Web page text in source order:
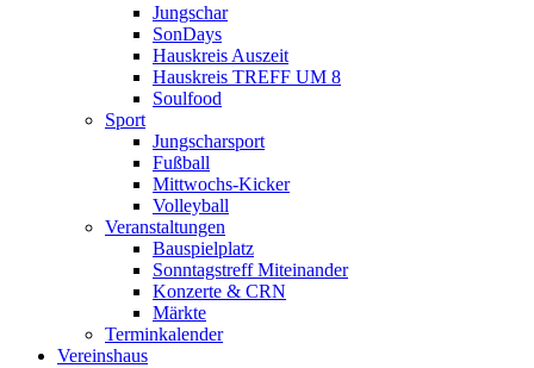
Jungschar
SonDays
Hauskreis Auszeit
Hauskreis TREFF UM 8
Soulfood
Sport
Jungscharsport
Fußball
Mittwochs-Kicker
Volleyball
Veranstaltungen
Bauspielplatz
Sonntagstreff Miteinander
Konzerte & CRN
Märkte
Terminkalender
Vereinshaus